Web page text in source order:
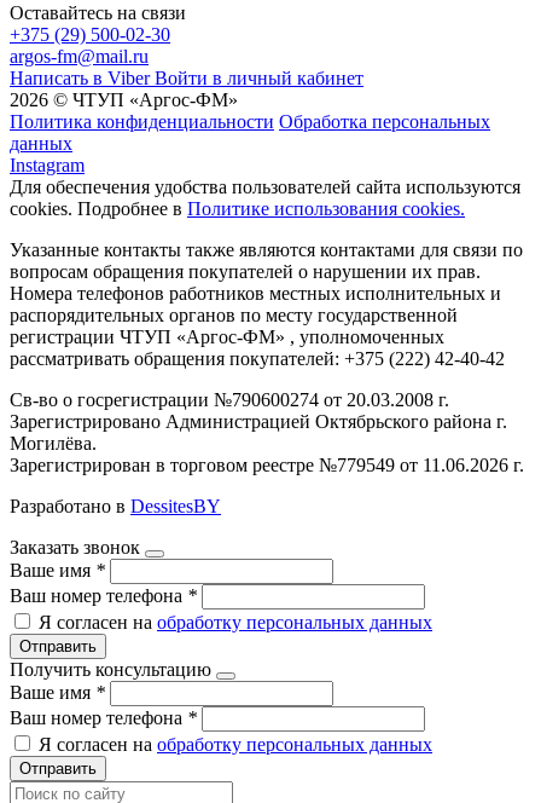
Оставайтесь на связи
+375 (29) 500-02-30
argos-fm@mail.ru
Написать в Viber Войти в личный кабинет
2026 © ЧТУП «Аргос-ФМ»
Политика конфиденциальности Обработка персональных
данных
Instagram
Для обеспечения удобства пользователей сайта используются
cookies. Подробнее в Политике использования cookies.
Указанные контакты также являются контактами для связи по
вопросам обращения покупателей о нарушении их прав.
Номера телефонов работников местных исполнительных и
распорядительных органов по месту государственной
регистрации ЧТУП «Аргос-ФМ» , уполномоченных
рассматривать обращения покупателей: +375 (222) 42-40-42
Св-во о госрегистрации №790600274 от 20.03.2008 г.
Зарегистрировано Администрацией Октябрьского района г.
Могилёва.
Зарегистрирован в торговом реестре №779549 от 11.06.2026 г.
Разработано в DessitesBY
Заказать звонок
Ваше имя *
Ваш номер телефона *
Я согласен на обработку персональных данных
Отправить
Получить консультацию
Ваше имя *
Ваш номер телефона *
Я согласен на обработку персональных данных
Отправить